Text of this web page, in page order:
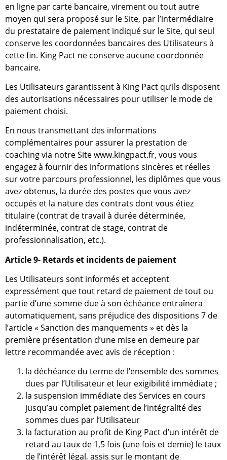
en ligne par carte bancaire, virement ou tout autre
moyen qui sera proposé sur le Site, par l’intermédiaire
du prestataire de paiement indiqué sur le Site, qui seul
conserve les coordonnées bancaires des Utilisateurs à
cette fin. King Pact ne conserve aucune coordonnée
bancaire.
Les Utilisateurs garantissent à King Pact qu’ils disposent
des autorisations nécessaires pour utiliser le mode de
paiement choisi.
En nous transmettant des informations
complémentaires pour assurer la prestation de
coaching via notre Site www.kingpact.fr, vous vous
engagez à fournir des informations sincères et réelles
sur votre parcours professionnel, les diplômes que vous
avez obtenus, la durée des postes que vous avez
occupés et la nature des contrats dont vous étiez
titulaire (contrat de travail à durée déterminée,
indéterminée, contrat de stage, contrat de
professionnalisation, etc.).
Article 9- Retards et incidents de paiement
Les Utilisateurs sont informés et acceptent
expressément que tout retard de paiement de tout ou
partie d’une somme due à son échéance entraînera
automatiquement, sans préjudice des dispositions 7 de
l’article « Sanction des manquements » et dès la
première présentation d’une mise en demeure par
lettre recommandée avec avis de réception :
la déchéance du terme de l’ensemble des sommes
dues par l’Utilisateur et leur exigibilité immédiate ;
la suspension immédiate des Services en cours
jusqu’au complet paiement de l’intégralité des
sommes dues par l’Utilisateur
la facturation au profit de King Pact d’un intérêt de
retard au taux de 1,5 fois (une fois et demie) le taux
de l’intérêt légal, assis sur le montant de